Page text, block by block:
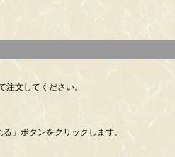
文してください。
」ボタンをクリックします。